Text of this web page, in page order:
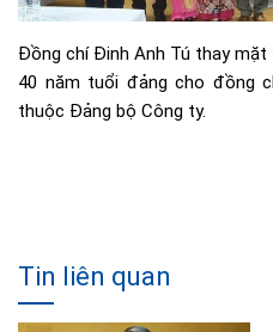
Đồng chí Đinh Anh Tú thay
40 năm tuổi đảng cho đồng
thuộc Đảng bộ Công ty.
Tin liên quan